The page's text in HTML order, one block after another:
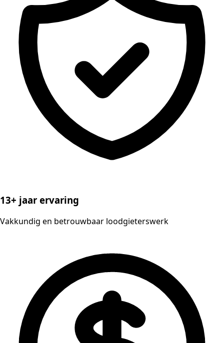
13+ jaar ervaring
Vakkundig en betrouwbaar loodgieterswerk